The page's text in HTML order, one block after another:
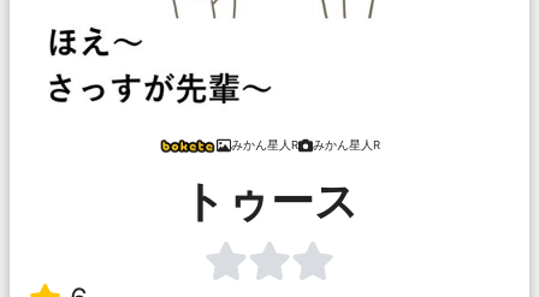
みかん星人R みかん星人R
トゥース